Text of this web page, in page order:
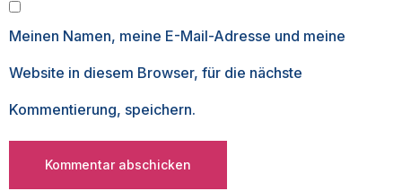
Meinen Namen, meine E-Mail-Adresse und meine
Website in diesem Browser, für die nächste
Kommentierung, speichern.